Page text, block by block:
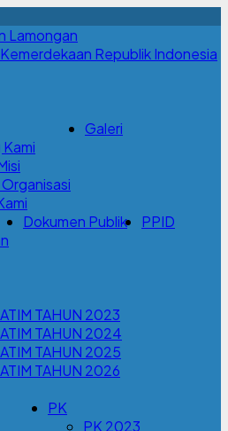
Galeri
Dokumen Publik PPID
TAHUN 2023
TAHUN 2024
TAHUN 2025
TAHUN 2026
PK
PK 2023